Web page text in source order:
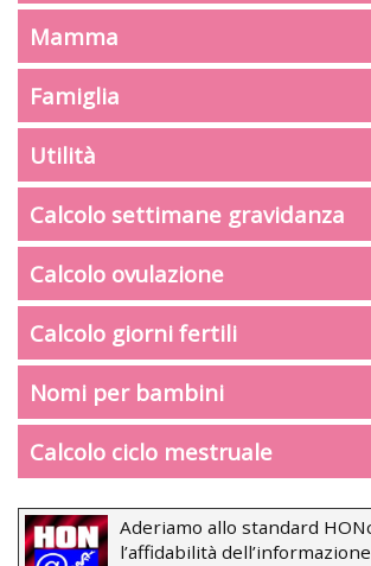
Mamma
Famiglia
Utilità
Calcolo settimane gravidanza
Calcolo ovulazione
Calcolo giorni fertili
Nomi per bambini
Calcolo ciclo mestruale
Aderiamo allo standard
l’affidabilità